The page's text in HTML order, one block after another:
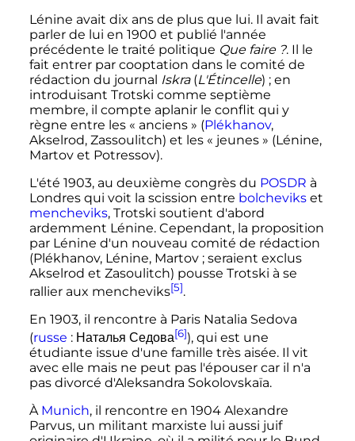
Lénine avait dix ans de plus que lui. Il avait fait
parler de lui en 1900 et publié l'année
précédente le traité politique Que faire ?. Il le
fait entrer par cooptation dans le comité de
rédaction du journal Iskra(L'Étincelle) ; en
introduisant Trotski comme septième
membre, il compte aplanir le conflit qui y
règne entre les « anciens » (Plékhanov,
Akselrod, Zassoulitch) et les « jeunes » (Lénine,
Martov et Potressov).
L'été 1903, au deuxième congrès du POSDR à
Londres qui voit la scission entre bolchevikset
mencheviks, Trotski soutient d'abord
ardemment Lénine. Cependant, la proposition
par Lénine d'un nouveau comité de rédaction
(Plékhanov, Lénine, Martov ; seraient exclus
Akselrod et Zasoulitch) pousse Trotski à se
rallier aux mencheviks[5].
En 1903, il rencontre à Paris Natalia Sedova
(russe : Наталья Седова[6]), qui est une
étudiante issue d'une famille très aisée. Il vit
avec elle mais ne peut pas l'épouser car il n'a
pas divorcé d'Aleksandra Sokolovskaïa.
À Munich, il rencontre en 1904 Alexandre
Parvus, un militant marxiste lui aussi juif